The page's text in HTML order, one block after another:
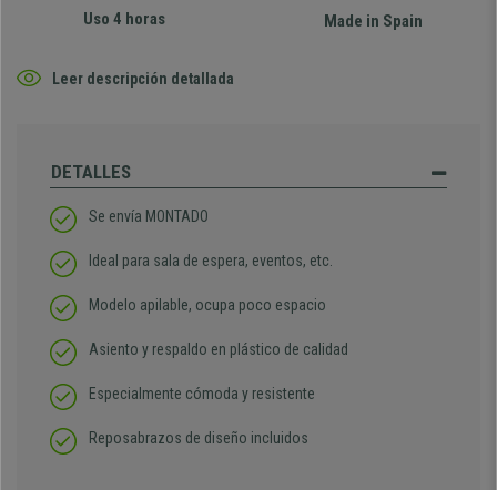
Uso 4 horas Made in Spain
Leer descripción detallada
DETALLES
Se envía MONTADO
Ideal para sala de espera, eventos, etc.
Modelo apilable, ocupa poco espacio
Asiento y respaldo en plástico de calidad
Especialmente cómoda y resistente
Reposabrazos de diseño incluidos